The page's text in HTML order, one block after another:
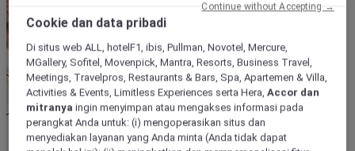
Cookie dan data pribadi
Di situs web ALL, hotelF1, ibis, Pullman, Novotel, Mercure,
MGallery, Sofitel, Movenpick, Mantra, Resorts, Business Travel,
Meetings, Travelpros, Restaurants & Bars, Spa, Apartemen & Villa,
Activities & Events, Limitless Experiences serta Hera,Accor dan
mitranya ingin menyimpan atau mengakses informasi pada
perangkat Anda untuk: (i) mengoperasikan situs dan
menyediakan layanan yang Anda minta (Anda tidak dapat
Continue without Accepting →